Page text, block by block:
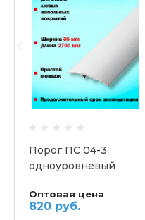
Порог ПС 04-3
одноуровневый
Оптовая цена
820 руб.